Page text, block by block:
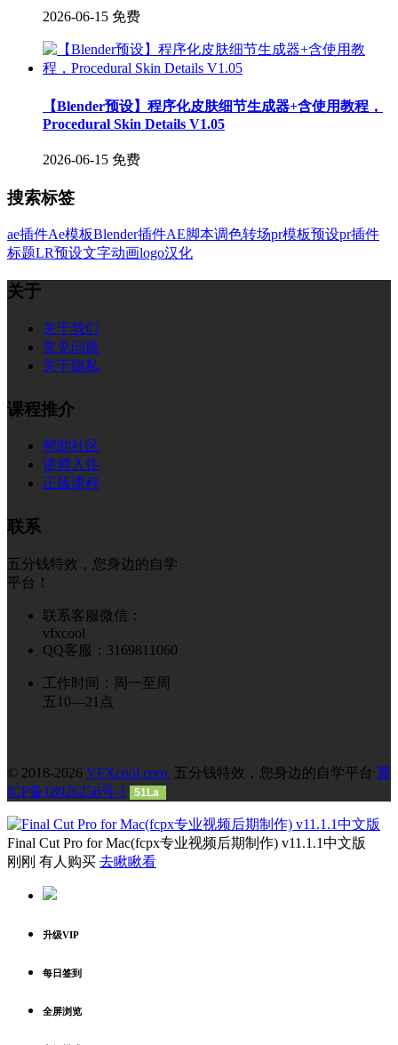
2026-06-15 免费
【Blender预设】程序化皮肤细节生成器+含使用教程，
Procedural Skin Details V1.05
2026-06-15 免费
搜索标签
ae插件Ae模板Blender插件AE脚本调色转场pr模板预设pr插件
标题LR预设文字动画logo汉化
关于
关于我们
常见问题
关于隐私
课程推介
帮助社区
讲师入住
正版课程
联系
五分钱特效，您身边的自学
平台！
联系客服微信：
vfxcool
QQ客服：3169811060
工作时间：周一至周
五10—21点
© 2018-2026 VFXcool.com 五分钱特效，您身边的自学平台 冀
ICP备18026256号-1
51La
Final Cut Pro for Mac(fcpx专业视频后期制作) v11.1.1中文版
刚刚 有人购买 去瞅瞅看
升级VIP
每日签到
全屏浏览